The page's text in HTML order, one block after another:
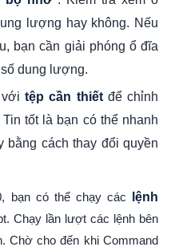
lượng hay không. Nếu
bạn cần giải phóng ổ đĩa
dung lượng.
vớitệp cần thiếtđể chỉnh
tốt là bạn có thể nhanh
bằng cách thay đổi quyền
bạn có thể chạy các
lệnh
Chạy lần lượt các lệnh bên
Chờ cho đến khi Command